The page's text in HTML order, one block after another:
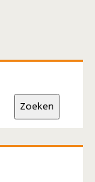
Zoeken